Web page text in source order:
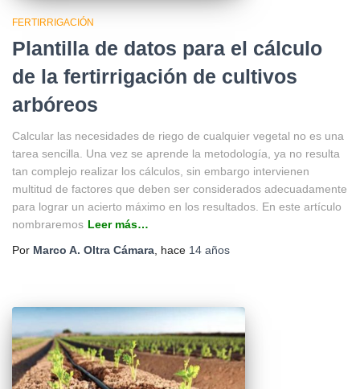
FERTIRRIGACIÓN
Plantilla de datos para el cálculo
de la fertirrigación de cultivos
arbóreos
Calcular las necesidades de riego de cualquier vegetal no es una
tarea sencilla. Una vez se aprende la metodología, ya no resulta
tan complejo realizar los cálculos, sin embargo intervienen
multitud de factores que deben ser considerados adecuadamente
para lograr un acierto máximo en los resultados. En este artículo
nombraremos Leer más…
Por Marco A. Oltra Cámara , hace 14 años